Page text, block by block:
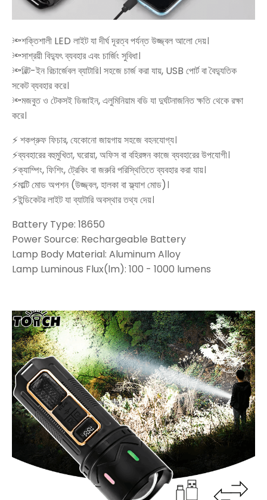
🔦শক্তিশালী LED লাইট যা দীর্ঘ দূরত্ব পর্যন্ত উজ্জ্বল আলো দেয়।
🔦সাশ্রয়ী বিদ্যুৎ ব্যবহার এবং চার্জিং সুবিধা।
🔦বিল্ট-ইন রিচার্জেবল ব্যাটারি। সহজে চার্জ করা যায়, USB পোর্ট বা বৈদ্যুতিক
সকেট ব্যবহার করে।
🔦মজবুত ও টেকসই ডিজাইন, এলুমিনিয়াম বডি যা দুর্ঘটনাজনিত ক্ষতি থেকে রক্ষা
করে।
⚡ শকপ্রুফ ফিচার, যেকোনো জায়গায় সহজে বহনযোগ্য।
⚡ব্যবহারের বহুমুখিতা, ঘরোয়া, অফিস বা বহিরঙ্গন কাজে ব্যবহারের উপযোগী।
⚡ক্যাম্পিং, ফিশিং, ট্রেকিং বা জরুরি পরিস্থিতিতে ব্যবহার করা যায়।
⚡মাল্টি মোড অপশন (উজ্জ্বল, হালকা বা ফ্ল্যাশ মোড)।
⚡ইন্ডিকেটর লাইট যা ব্যাটারি অবস্থার তথ্য দেয়।
Battery Type: 18650
Power Source: Rechargeable Battery
Lamp Body Material: Aluminum Alloy
Lamp Luminous Flux(lm): 100 - 1000 lumens